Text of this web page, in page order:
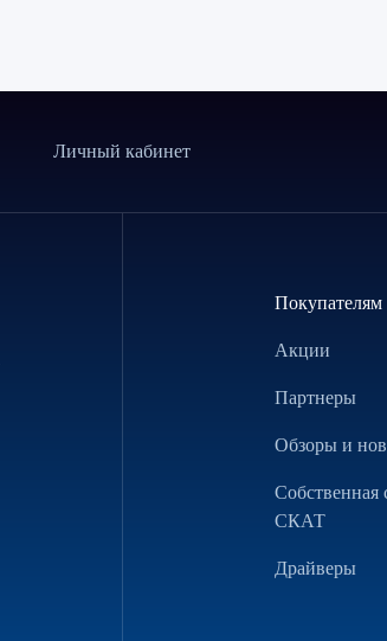
Личный кабинет
Покупателям
Акции
Партнеры
Обзоры и
Собственная
СКАТ
Драйверы